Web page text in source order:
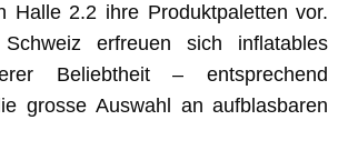
Halle 2.2 ihre Produktpaletten vor.
erfreuen sich inflatables
Beliebtheit – entsprechend
grosse Auswahl an aufblasbaren